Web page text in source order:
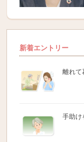
新着エントリー
離れ
手助